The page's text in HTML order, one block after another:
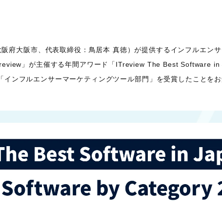
府大阪市、代表取締役：鳥居本 真徳）が提供するインフルエン
」が主催する年間アワード「ITreview The Best Software
ンフルエンサーマーケティングツール部門」を受賞したことをお